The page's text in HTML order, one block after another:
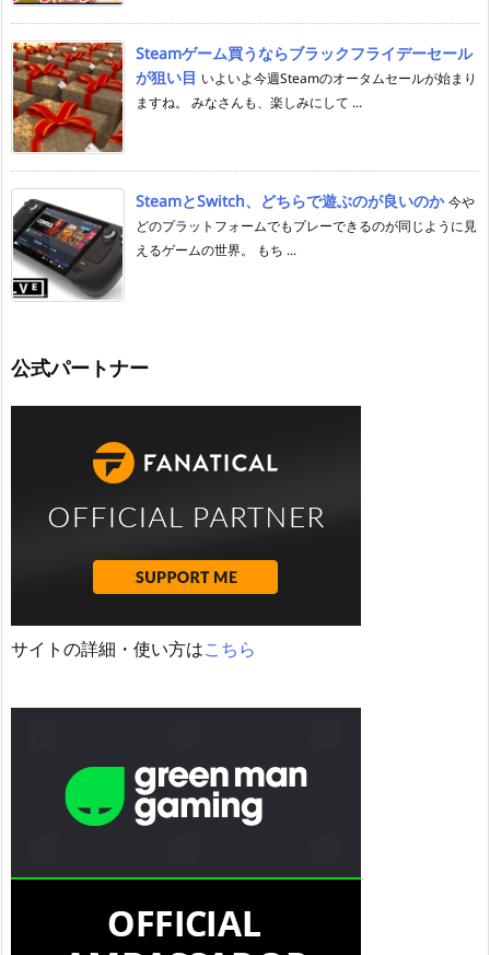
Steamゲーム買うならブラックフライデーセール
が狙い目 いよいよ今週Steamのオータムセールが始まり
ますね。 みなさんも、楽しみにして ...
SteamとSwitch、どちらで遊ぶのが良いのか 今や
どのプラットフォームでもプレーできるのが同じように見
えるゲームの世界。 もち ...
公式パートナー
サイトの詳細・使い方はこちら